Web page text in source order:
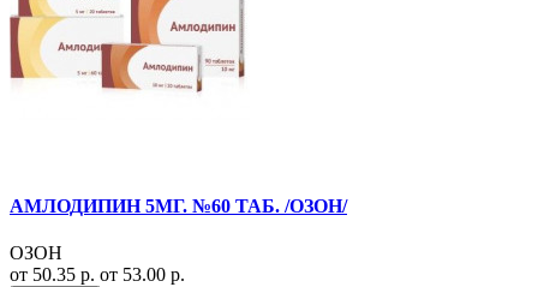
АМЛОДИПИН 5МГ. №60 ТАБ. /ОЗОН/
ОЗОН
от 50.35 р. от 53.00 р.